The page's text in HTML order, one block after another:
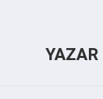
YAZAR